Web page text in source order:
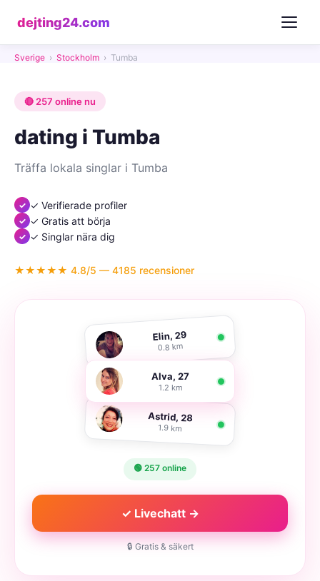
dejting24.com
Sverige › Stockholm › Tumba
🔴 257 online nu
dating i Tumba
Träffa lokala singlar i Tumba
✓ Verifierade profiler
✓ Gratis att börja
✓ Singlar nära dig
★★★★★ 4.8/5 — 4185 recensioner
Elin, 29
0.8 km
Alva, 27
1.2 km
Astrid, 28
1.9 km
🟢 257 online
✓ Livechatt →
🔒 Gratis & säkert